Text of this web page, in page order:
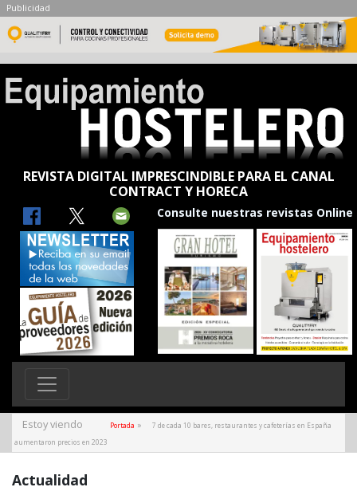
Publicidad
REVISTA DIGITAL IMPRESCINDIBLE PARA EL CANAL
CONTRACT Y HORECA
Consulte nuestras revistas Online
Estoy viendo Portada »
7 de cada 10 bares, restaurantes y cafeterías en España
aumentaron precios en 2023
Actualidad